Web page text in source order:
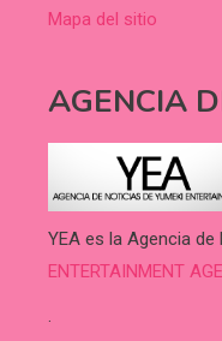
Mapa del sitio
AGENCIA
YEA es la Agencia de
ENTERTAINMENT
.